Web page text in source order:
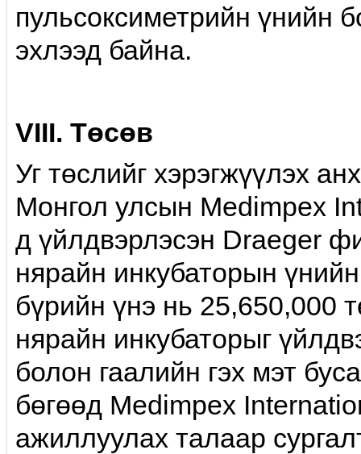
пульсоксиметрийн үнийн
эхлээд байна.
VIII. Төсөв
Уг төслийг хэрэгжүүлэх
Монгол улсын Medimpex
д үйлдвэрлэсэн Draeger
нярайн инкубаторын
бүрийн үнэ нь 25,650,000
нярайн инкубаторыг
болон гаалийн гэх мэт
бөгөөд Medimpex
ажиллуулах талаар